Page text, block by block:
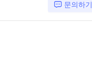
문의하기